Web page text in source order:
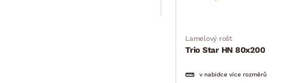
Lamelový rošt
Trio Star HN 80x200
v nabídce více rozměrů